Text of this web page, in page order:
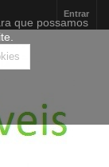
Entrar
que possamos